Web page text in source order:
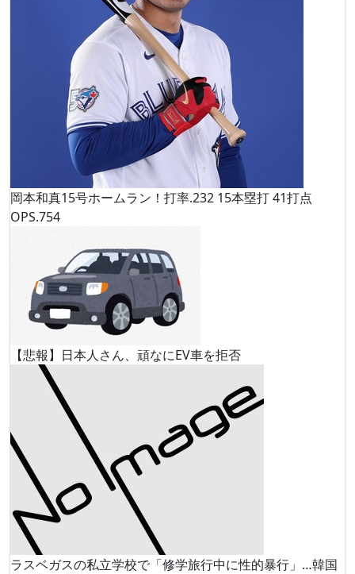
岡本和真15号ホームラン！打率.232 15本塁打 41打点
OPS.754
【悲報】日本人さん、頑なにEV車を拒否
ラスベガスの私立学校で「修学旅行中に性的暴行」…韓国